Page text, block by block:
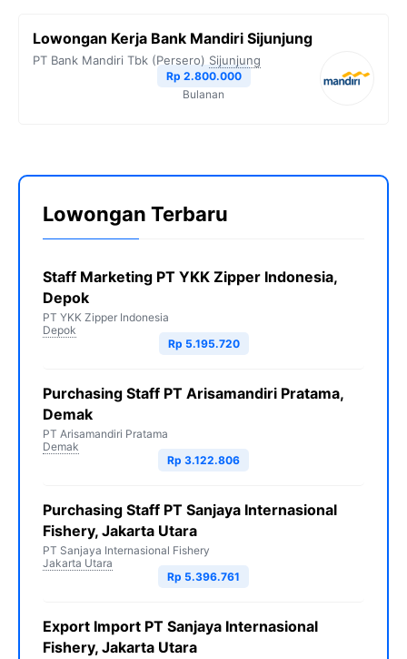
Lowongan Kerja Bank Mandiri Sijunjung
PT Bank Mandiri Tbk (Persero) Sijunjung
Rp 2.800.000
Bulanan
Lowongan Terbaru
Staff Marketing PT YKK Zipper Indonesia,
Depok
PT YKK Zipper Indonesia
Depok
Rp 5.195.720
Purchasing Staff PT Arisamandiri Pratama,
Demak
PT Arisamandiri Pratama
Demak
Rp 3.122.806
Purchasing Staff PT Sanjaya Internasional
Fishery, Jakarta Utara
PT Sanjaya Internasional Fishery
Jakarta Utara
Rp 5.396.761
Export Import PT Sanjaya Internasional
Fishery, Jakarta Utara